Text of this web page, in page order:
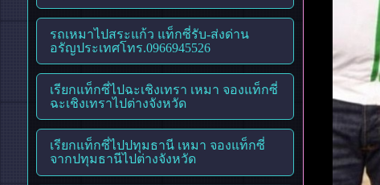
รถเหมาไปสระแก้ว แท็กซี่รับ-ส่งด่าน
อรัญประเทศโทร.0966945526
เรียกแท็กซี่ไปฉะเชิงเทรา เหมา จองแท็กซี่
ฉะเชิงเทราไปต่างจังหวัด
เรียกแท็กซี่ไปปทุมธานี เหมา จองแท็กซี่
จากปทุมธานีไปต่างจังหวัด